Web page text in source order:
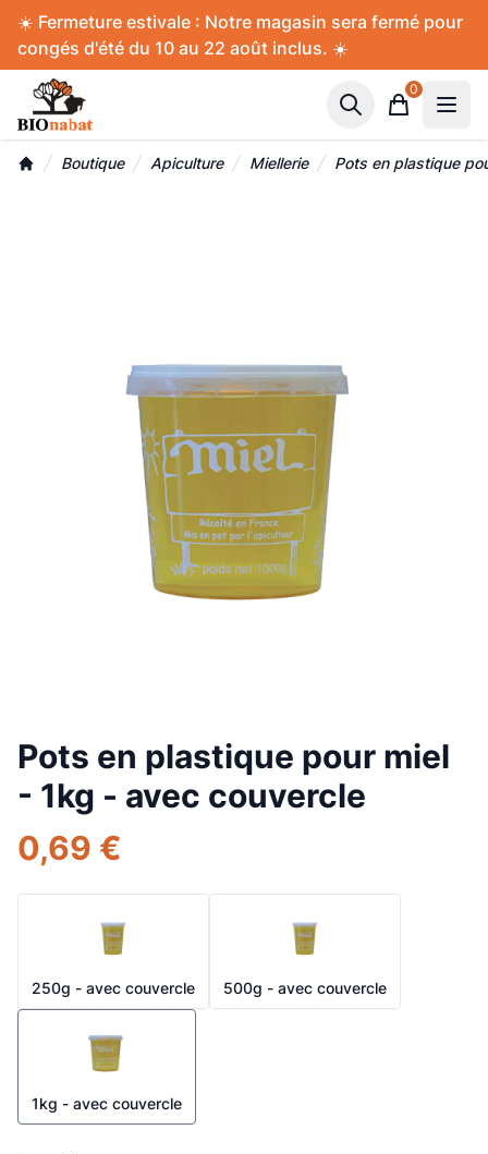
Accès au contenu
☀️ Fermeture estivale : Notre magasin sera fermé pour
congés d'été du 10 au 22 août inclus. ☀️
Panier
0
Boutique Apiculture Miellerie Pots en plastique
Pots en plastique pour miel
- 1kg - avec couvercle
0,69 €
250g - avec couvercle 500g - avec couvercle
1kg - avec couvercle
Panneau de gestion des cookies